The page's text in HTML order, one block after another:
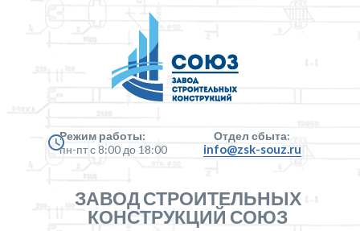
Режим работы:
пн-пт с 8:00 до 18:00
Отдел сбыта:
info@zsk-souz.ru
ЗАВОД СТРОИТЕЛЬНЫХ
КОНСТРУКЦИЙ СОЮЗ